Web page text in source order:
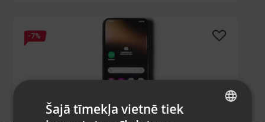
-7%
Šajā tīmekļa vietnē tiek